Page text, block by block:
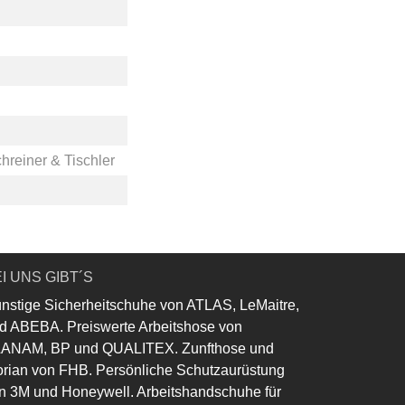
& Tischler
UNS GIBT´S
Sicherheitschuhe von ATLAS, LeMaitre,
ABEBA. Preiswerte Arbeitshose von
BP und QUALITEX. Zunfthose und
von FHB. Persönliche Schutzaurüstung
3M und Honeywell. Arbeitshandschuhe für